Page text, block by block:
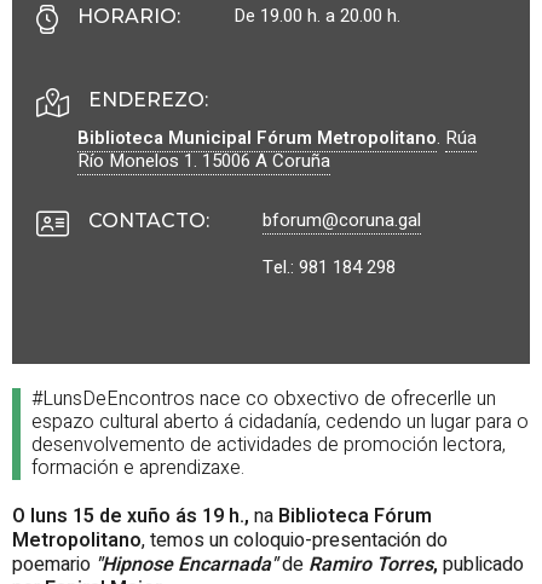
HORARIO: De 19.00 h. a 20.00 h.
ENDEREZO:
Biblioteca Municipal Fórum Metropolitano. Rúa
Río Monelos 1.15006A Coruña
CONTACTO:
bforum@coruna.gal
Tel.: 981 184 298
#LunsDeEncontros nace co obxectivo de ofrecerlle un
espazo cultural aberto á cidadanía, cedendo un lugar para o
desenvolvemento de actividades de promoción lectora,
formación e aprendizaxe.
O luns 15 de xuño ás 19 h., na Biblioteca Fórum
Metropolitano, temos un coloquio-presentación do
poemario "Hipnose Encarnada"de Ramiro Torres, publicado